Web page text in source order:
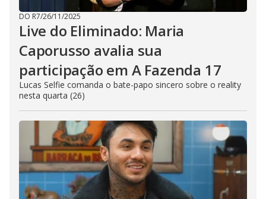
DO R7/26/11/2025
Live do Eliminado: Maria
Caporusso avalia sua
participação em A Fazenda 17
Lucas Selfie comanda o bate-papo sincero sobre o reality
nesta quarta (26)